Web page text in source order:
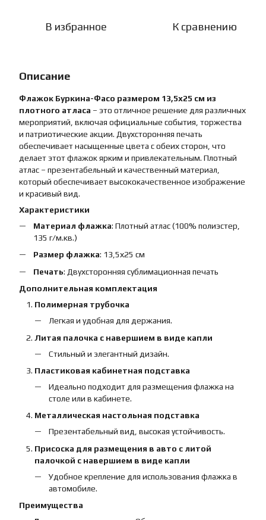
В избранное К сравнению
Описание
Флажок Буркина-Фасо размером 13,5х25 см из
плотного атласа – это отличное решение для различных
мероприятий, включая официальные события, торжества
и патриотические акции. Двухсторонняя печать
обеспечивает насыщенные цвета с обеих сторон, что
делает этот флажок ярким и привлекательным. Плотный
атлас – презентабельный и качественный материал,
который обеспечивает высококачественное изображение
и красивый вид.
Характеристики
Материал флажка: Плотный атлас (100% полиэстер,
135 г/м.кв.)
Размер флажка: 13,5х25 см
Печать: Двухсторонняя сублимационная печать
Дополнительная комплектация
Полимерная трубочка
Легкая и удобная для держания.
Литая палочка с навершием в виде капли
Стильный и элегантный дизайн.
Пластиковая кабинетная подставка
Идеально подходит для размещения флажка на
столе или в кабинете.
Металлическая настольная подставка
Презентабельный вид, высокая устойчивость.
Присоска для размещения в авто с литой
палочкой с навершием в виде капли
Удобное крепление для использования флажка в
автомобиле.
Преимущества